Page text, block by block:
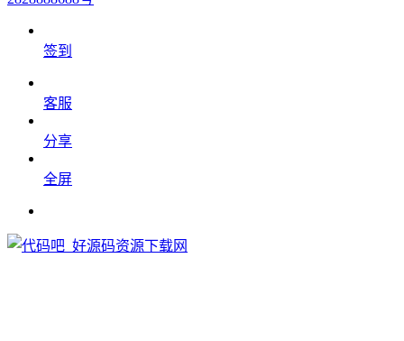
签到
客服
分享
全屏